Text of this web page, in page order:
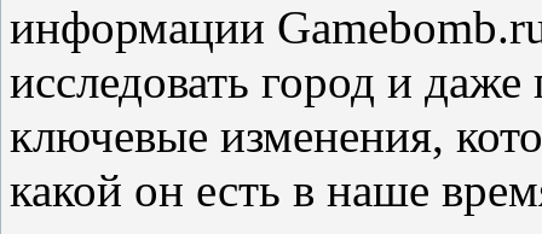
информации
исследовать город и
ключевые изменения,
какой он есть в наше